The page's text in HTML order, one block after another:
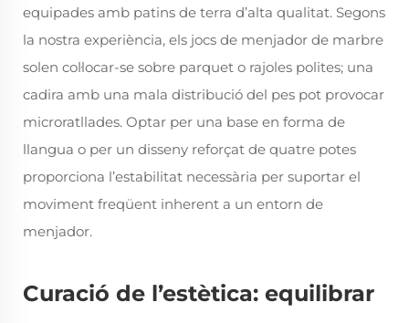
equipades amb patins de terra d’alta qualitat. Segons
la nostra experiència, els jocs de menjador de marbre
solen col·locar-se sobre parquet o rajoles polites; una
cadira amb una mala distribució del pes pot provocar
microratllades. Optar per una base en forma de
llangua o per un disseny reforçat de quatre potes
proporciona l’estabilitat necessària per suportar el
moviment freqüent inherent a un entorn de
menjador.
Curació de l’estètica: equilibrar